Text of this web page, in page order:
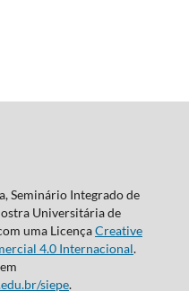
Seminário Integrado de
Universitária de
uma LicençaCreative
4.0 Internacional.
siepe.